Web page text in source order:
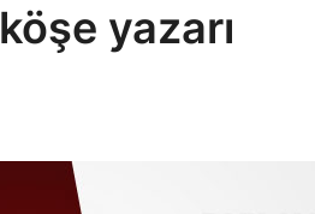
köşe yazarı